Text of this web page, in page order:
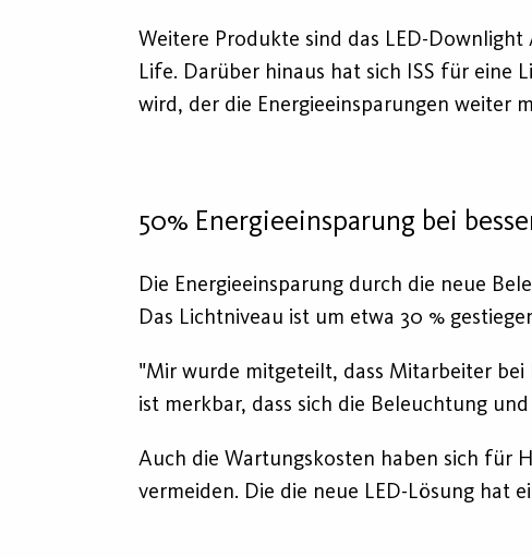
Weitere Produkte sind das LED-
Life. Darüber hinaus hat sich ISS für eine
wird, der die Energieeinsparungen weiter
50% Energieeinsparung bei
Die Energieeinsparung durch die neue
Das Lichtniveau ist um etwa 30 %
"Mir wurde mitgeteilt, dass Mitarbeiter bei
ist merkbar, dass sich die Beleuchtung
Auch die Wartungskosten haben sich für
vermeiden. Die die neue LED-Lösung hat